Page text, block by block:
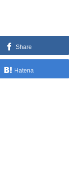
Share
Hatena